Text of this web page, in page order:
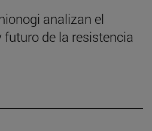
analizan el
de la resistencia